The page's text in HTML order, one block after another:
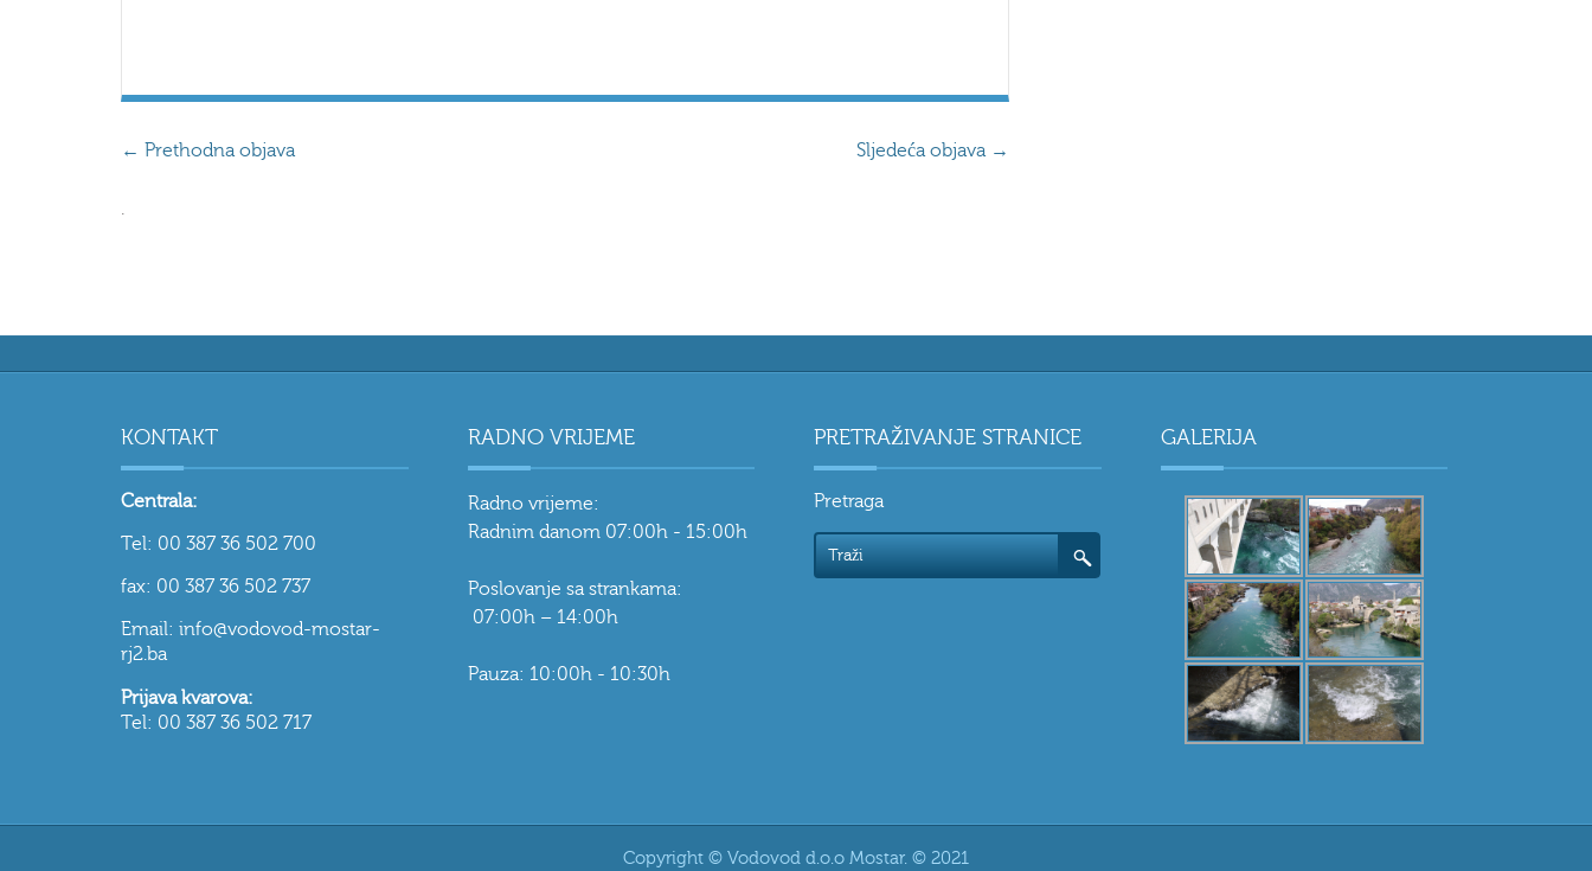
← Prethodna objava Sljedeća objava →
.
KONTAKT
Centrala:
Tel: 00 387 36 502 700
fax: 00 387 36 502 737
Email: info@vodovod-mostar-
rj2.ba
Prijava kvarova:
Tel: 00 387 36 502 717
RADNO VRIJEME
Radno vrijeme:
Radnim danom 07:00h - 15:00h
Poslovanje sa strankama:
07:00h – 14:00h
Pauza: 10:00h - 10:30h
PRETRAŽIVANJE STRANICE
Pretraga
GALERIJA
Copyright © Vodovod d.o.o Mostar. © 2021